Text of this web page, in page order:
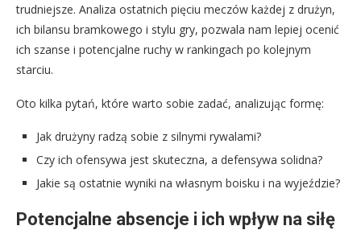
trudniejsze. Analiza ostatnich pięciu meczów każdej z drużyn,
ich bilansu bramkowego i stylu gry, pozwala nam lepiej ocenić
ich szanse i potencjalne ruchy w rankingach po kolejnym
starciu.
Oto kilka pytań, które warto sobie zadać, analizując formę:
Jak drużyny radzą sobie z silnymi rywalami?
Czy ich ofensywa jest skuteczna, a defensywa solidna?
Jakie są ostatnie wyniki na własnym boisku i na wyjeździe?
Potencjalne absencje i ich wpływ na siłę